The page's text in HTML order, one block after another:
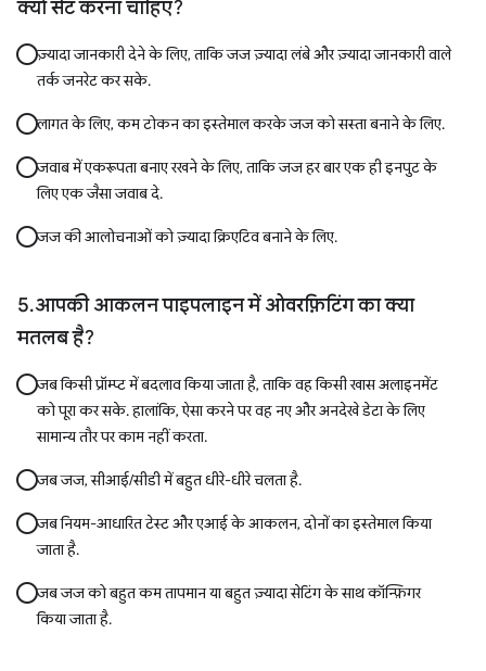
क्यों सेट करना चाहिए?
ज़्यादा जानकारी देने के लिए, ताकि जज ज़्यादा लंबे और ज़्यादा जानकारी वाले
तर्क जनरेट कर सके.
लागत के लिए, कम टोकन का इस्तेमाल करके जज को सस्ता बनाने के लिए.
जवाब में एकरूपता बनाए रखने के लिए, ताकि जज हर बार एक ही इनपुट के
लिए एक जैसा जवाब दे.
जज की आलोचनाओं को ज़्यादा क्रिएटिव बनाने के लिए.
आपकी आकलन पाइपलाइन में ओवरफ़िटिंग का क्या
मतलब है?
जब किसी प्रॉम्प्ट में बदलाव किया जाता है, ताकि वह किसी खास अलाइनमेंट
को पूरा कर सके. हालांकि, ऐसा करने पर वह नए और अनदेखे डेटा के लिए
सामान्य तौर पर काम नहीं करता.
जब जज, सीआई/सीडी में बहुत धीरे-धीरे चलता है.
जब नियम-आधारित टेस्ट और एआई के आकलन, दोनों का इस्तेमाल किया
जाता है.
जब जज को बहुत कम तापमान या बहुत ज़्यादा सेटिंग के साथ कॉन्फ़िगर
किया जाता है.